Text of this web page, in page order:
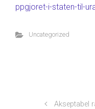
ppgjoret-i-staten-til-
Uncategorized
Akseptabel